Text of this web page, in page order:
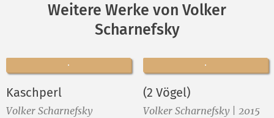
Weitere Werke von Volker
Scharnefsky
Kaschperl
Volker Scharnefsky
(2 Vögel)
Volker Scharnefsky | 2015